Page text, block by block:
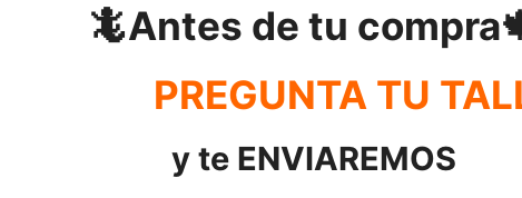
🦎Antes de tu
PREGUNTA TU
y te ENVIAREMOS